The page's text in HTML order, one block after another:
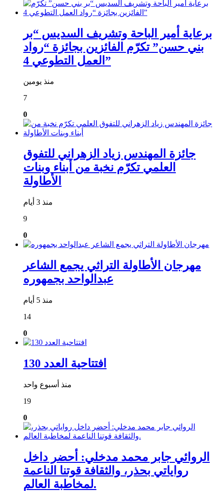
برعاية أمير الباحة وتشريف السديس “بر
بني حسن” تكرّم الفائزين بجائزة “رواد
العمل التطوعي 4”
منذ يومين
7
0
جائزة المهندس زياد الزهراني للتفوق
العلمي تكرّم نخبة من أبناء وبنات
الأطاولة
منذ 3 أيام
9
0
مهرجان الأطاولة التراثي يجمع الشاعر
عبدالواحد بجمهوره
منذ 5 أيام
14
0
افتتاحية العدد 130
منذ أسبوع واحد
19
0
الروائي جابر محمد مدخلي: أحضر داخل
رواياتي بحذر، والثقافة قوتنا الناعمة
لمخاطبة العالم.